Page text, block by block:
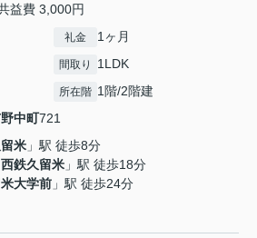
益費 3,000円
礼金 1ヶ月
間取り 1LDK
所在階 1階/2階建
野中町721
米 」駅 徒歩8分
西鉄久留米 」駅 徒歩18分
大学前 」駅 徒歩24分